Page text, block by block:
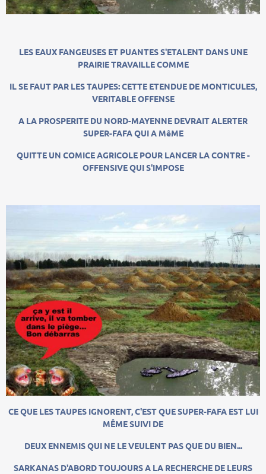
LES EAUX FANGEUSES ET PUANTES S'ETALENT DANS UNE
PRAIRIE TRAVAILLE COMME
IL SE FAUT PAR LES TAUPES: CETTE ETENDUE DE MONTICULES,
VERITABLE OFFENSE
A LA PROSPERITE DU NORD-MAYENNE DEVRAIT ALERTER
SUPER-FAFA QUI A MêME
QUITTE UN COMICE AGRICOLE POUR LANCER LA CONTRE -
OFFENSIVE QUI S'IMPOSE
CE QUE LES TAUPES IGNORENT, C'EST QUE SUPER-FAFA EST LUI
MÊME SUIVI DE
DEUX ENNEMIS QUI NE LE VEULENT PAS QUE DU BIEN...
SARKANAS D'ABORD TOUJOURS A LA RECHERCHE DE LEURS